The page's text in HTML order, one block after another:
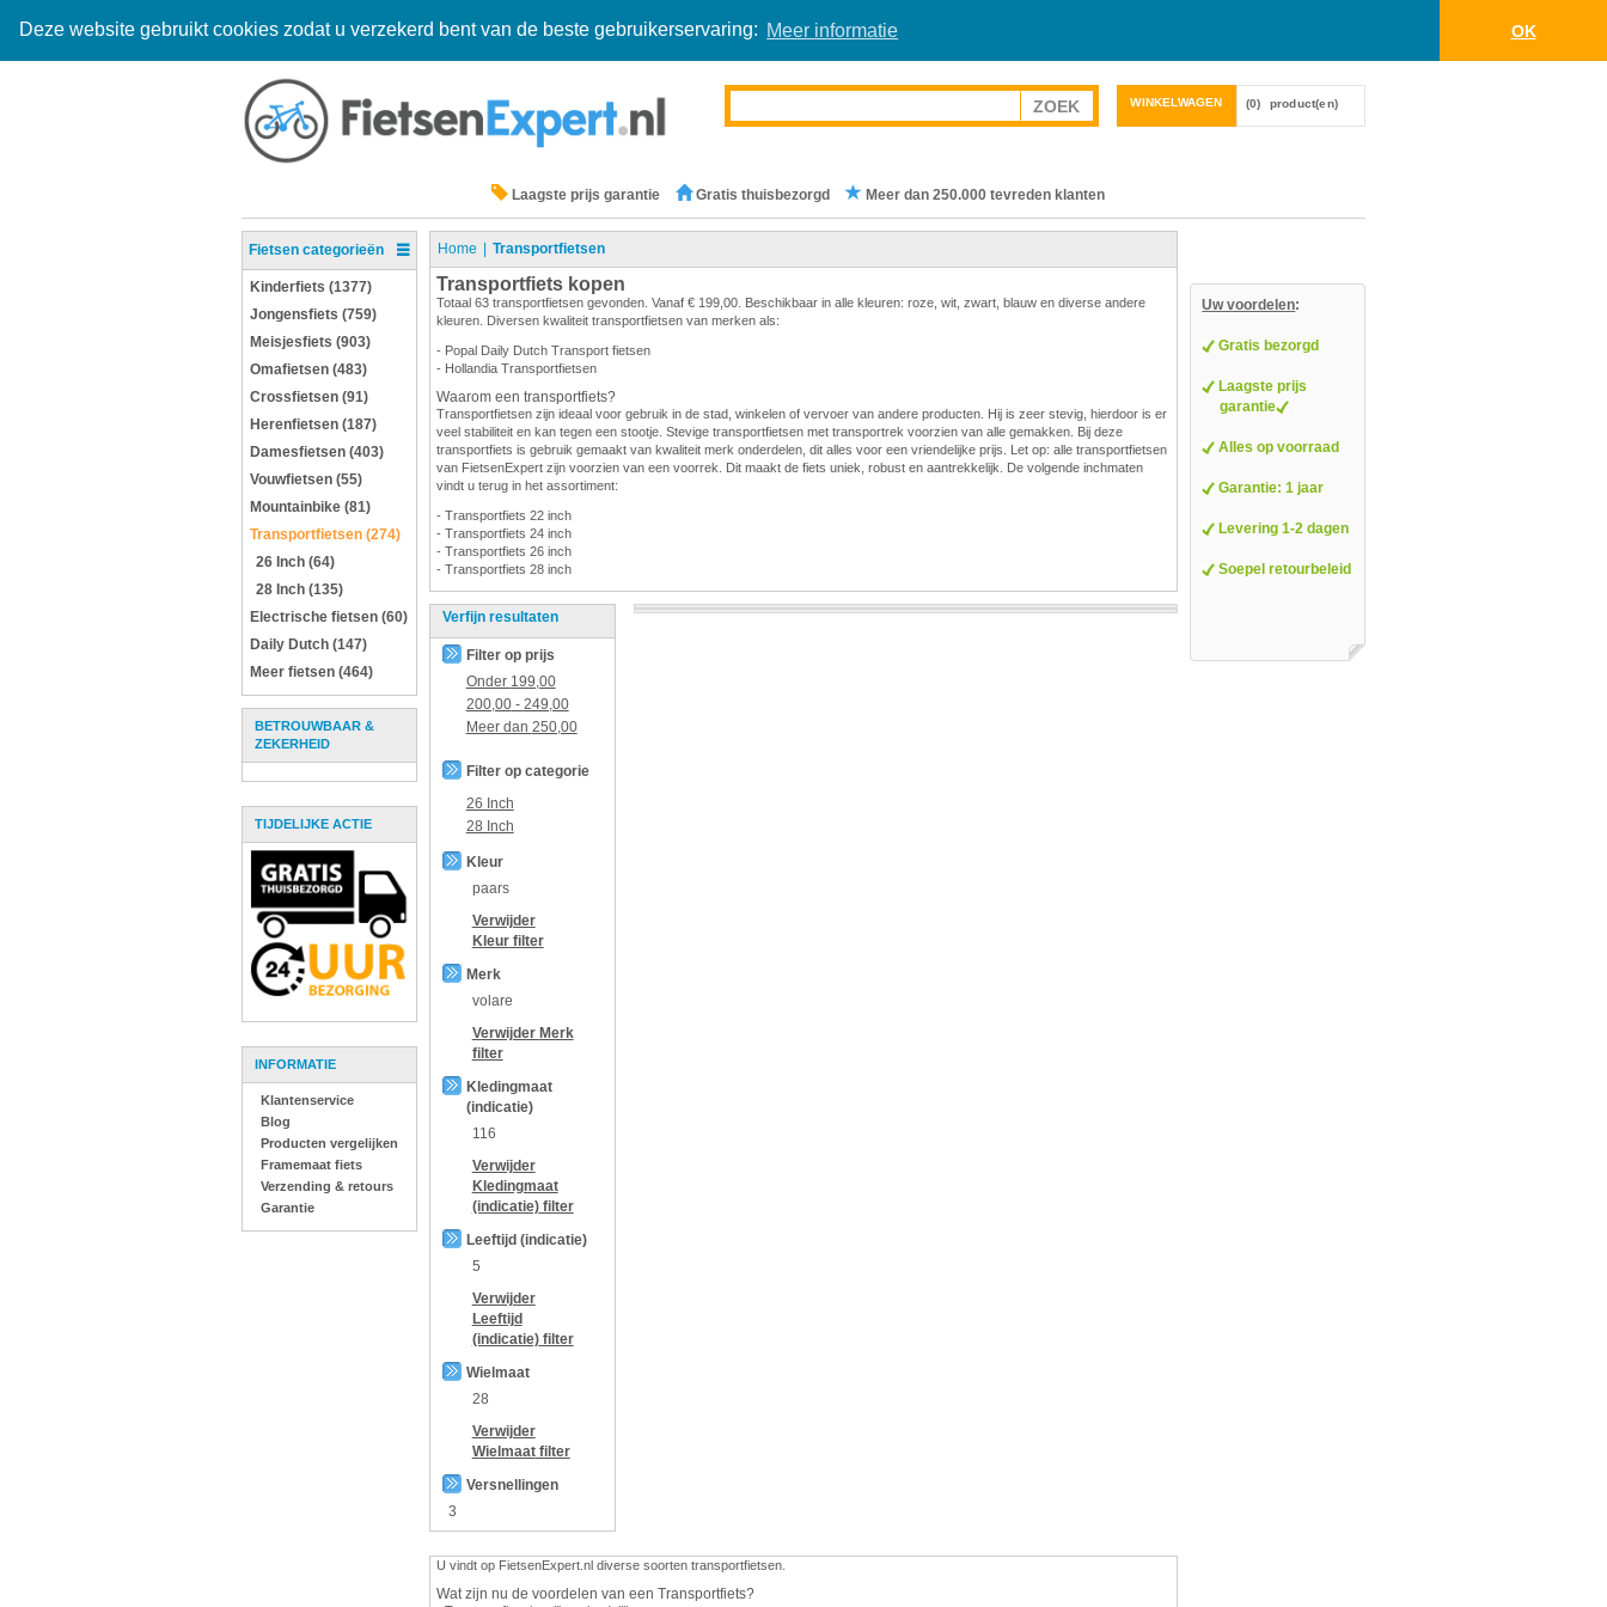
Deze website gebruikt cookies zodat u verzekerd bent van de beste gebruikerservaring: Meer informatie OK
WINKELWAGEN (0) product(en)
Laagste prijs garantie Gratis thuisbezorgd Meer dan 250.000 tevreden klanten
Fietsen categorieën
Kinderfiets (1377)
Jongensfiets (759)
Meisjesfiets (903)
Omafietsen (483)
Crossfietsen (91)
Herenfietsen (187)
Damesfietsen (403)
Vouwfietsen (55)
Mountainbike (81)
Transportfietsen (274)
26 Inch (64)
28 Inch (135)
Electrische fietsen (60)
Daily Dutch (147)
Meer fietsen (464)
BETROUWBAAR &
ZEKERHEID
TIJDELIJKE ACTIE
INFORMATIE
Klantenservice
Blog
Producten vergelijken
Framemaat fiets
Verzending & retours
Garantie
Home Transportfietsen
Transportfiets kopen
Totaal 63 transportfietsen gevonden. Vanaf € 199,00. Beschikbaar in alle kleuren: roze, wit, zwart, blauw en diverse andere
kleuren. Diversen kwaliteit transportfietsen van merken als:
- Popal Daily Dutch Transport fietsen
- Hollandia Transportfietsen
Waarom een transportfiets?
Transportfietsen zijn ideaal voor gebruik in de stad, winkelen of vervoer van andere producten. Hij is zeer stevig, hierdoor is er
veel stabiliteit en kan tegen een stootje. Stevige transportfietsen met transportrek voorzien van alle gemakken. Bij deze
transportfiets is gebruik gemaakt van kwaliteit merk onderdelen, dit alles voor een vriendelijke prijs. Let op: alle transportfietsen
van FietsenExpert zijn voorzien van een voorrek. Dit maakt de fiets uniek, robust en aantrekkelijk. De volgende inchmaten
vindt u terug in het assortiment:
- Transportfiets 22 inch
- Transportfiets 24 inch
- Transportfiets 26 inch
- Transportfiets 28 inch
Verfijn resultaten
Filter op prijs
Onder 199,00
200,00- 249,00
Meer dan 250,00
Filter op categorie
26 Inch
28 Inch
Kleur
paars
Verwijder
Kleurfilter
Merk
volare
Verwijder Merk
filter
Kledingmaat
(indicatie)
116
Verwijder
Kledingmaat
(indicatie)filter
Leeftijd (indicatie)
5
Verwijder
Leeftijd
(indicatie)filter
Wielmaat
28
Verwijder
Wielmaatfilter
Versnellingen
3
U vindt op FietsenExpert.nl diverse soorten transportfietsen.
Wat zijn nu de voordelen van een Transportfiets?
Uw voordelen:
Gratis bezorgd
Laagste prijs
garantie
Alles op voorraad
Garantie: 1 jaar
Levering 1-2 dagen
Soepel retourbeleid